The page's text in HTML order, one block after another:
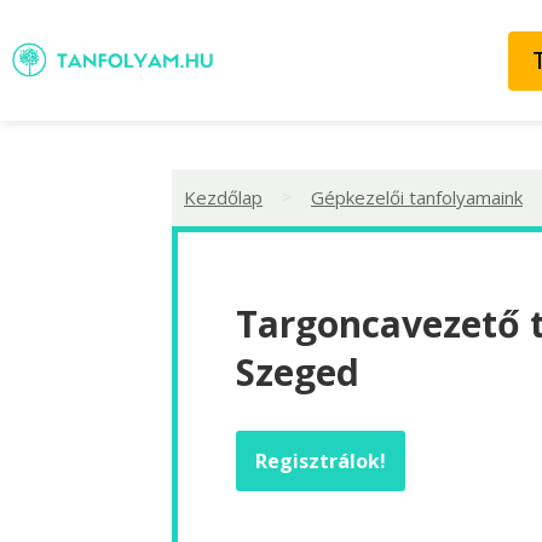
Kezdőlap Gépkezelői tanfolyamaink
Targoncavezető
Szeged
Regisztrálok!